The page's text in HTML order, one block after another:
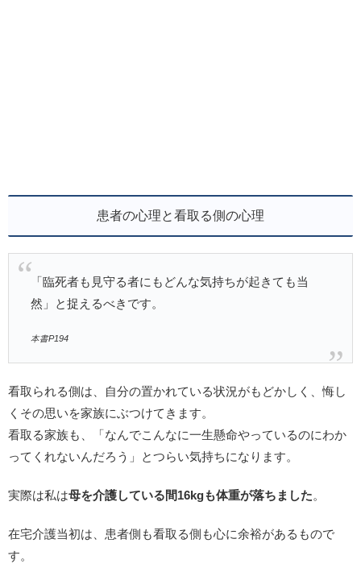
患者の心理と看取る側の心理
「臨死者も見守る者にもどんな気持ちが起きても当
然」と捉えるべきです。
本書P194
看取られる側は、自分の置かれている状況がもどかしく、悔し
くその思いを家族にぶつけてきます。
看取る家族も、「なんでこんなに一生懸命やっているのにわか
ってくれないんだろう」とつらい気持ちになります。
実際は私は母を介護している間16kgも体重が落ちました。
在宅介護当初は、患者側も看取る側も心に余裕があるもので
す。